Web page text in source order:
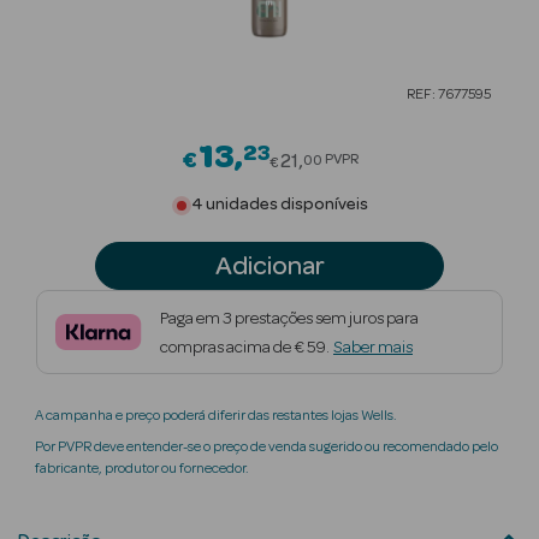
Beauty Season
Beauty Season
Maquilhagem
Beauty Season
Perfumes
REF: 7677595
€13 23Price reduced from
€21 00 PVPR
4 unidades disponíveis
Adicionar
Paga em 3 prestações sem juros para
compras acima de € 59. Saber mais
A campanha e preço poderá diferir das restantes lojas Wells.
Por PVPR deve entender-se o preço de venda sugerido ou recomendado pelo
fabricante, produtor ou fornecedor.